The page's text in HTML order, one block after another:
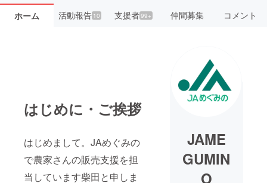
ホーム 活動報告10 支援者99+ 仲間募集 コメント
はじめに・ご挨拶
はじめまして。JAめぐみの
で農家さんの販売支援を担
当しています柴田と申しま
JAME
GUMIN
O